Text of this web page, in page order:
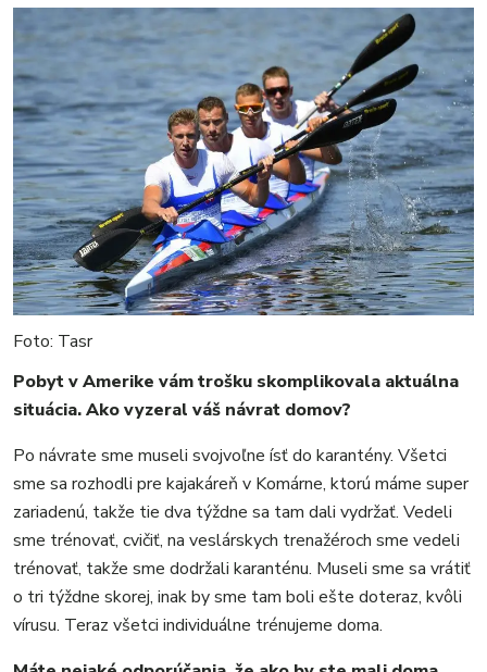
Foto: Tasr
Pobyt v Amerike vám trošku skomplikovala aktuálna
situácia. Ako vyzeral váš návrat domov?
Po návrate sme museli svojvoľne ísť do karantény. Všetci
sme sa rozhodli pre kajakáreň v Komárne, ktorú máme super
zariadenú, takže tie dva týždne sa tam dali vydržať. Vedeli
sme trénovať, cvičiť, na veslárskych trenažéroch sme vedeli
trénovať, takže sme dodržali karanténu. Museli sme sa vrátiť
o tri týždne skorej, inak by sme tam boli ešte doteraz, kvôli
vírusu. Teraz všetci individuálne trénujeme doma.